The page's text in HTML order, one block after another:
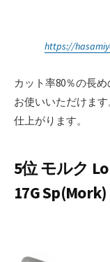
https://
カット率80％の長
お使いいただけま
仕上がります。
5位 モルク
17G Sp(Mork)